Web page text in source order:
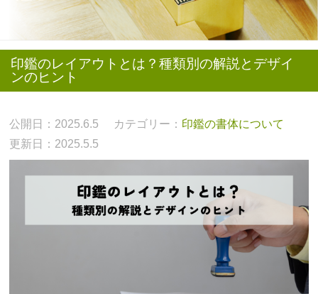
印鑑のレイアウトとは？種類別の解説とデザイ
ンのヒント
公開日：2025.6.5 カテゴリー： 印鑑の書体について
更新日：2025.5.5